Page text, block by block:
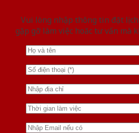
Vui lòng nhập thông tin đặt
gặp gỡ làm việc hoăc tư vấn mà